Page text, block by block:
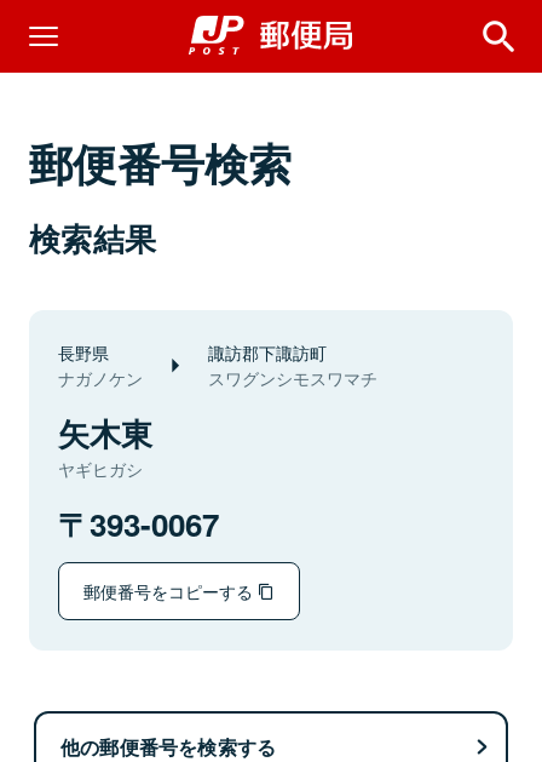
郵便番号検索
検索結果
長野県
ナガノケン
諏訪郡下諏訪町
スワグンシモスワマチ
矢木東
ヤギヒガシ
393-0067
郵便番号をコピーする
他の郵便番号を検索する